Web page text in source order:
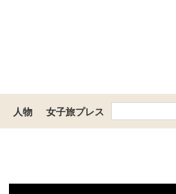
人物 女子旅プレス